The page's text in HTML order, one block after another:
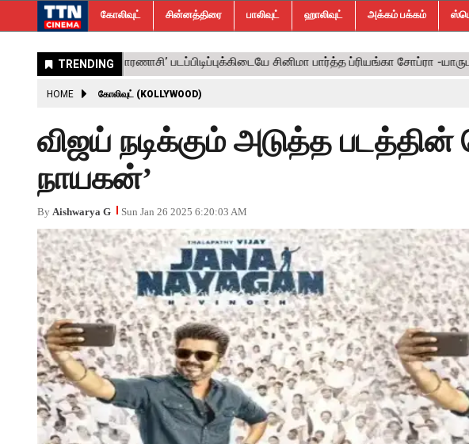
கோலிவுட் சின்னத்திரை பாலிவுட் ஹாலிவுட் அக்கம் பக்கம்
HOME கோலிவுட் (KOLLYWOOD)
விஜய் நடிக்கும் அடுத்த
நாயகன்’
By Aishwarya G Sun Jan 26 2025 6:20:03 AM